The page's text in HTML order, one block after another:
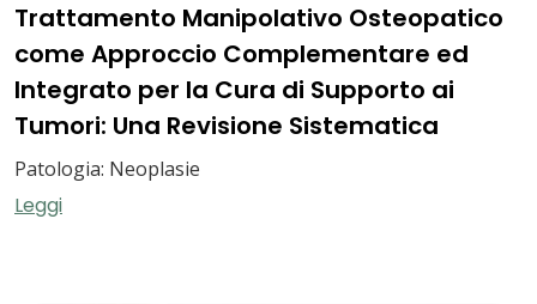
Trattamento Manipolativo Osteopatico
come Approccio Complementare ed
Integrato per la Cura di Supporto ai
Tumori: Una Revisione Sistematica
Patologia: Neoplasie
Leggi